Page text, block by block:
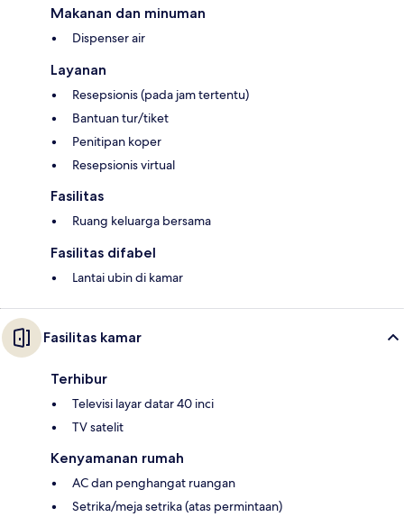
Makanan dan minuman
Dispenser air
Layanan
Resepsionis (pada jam tertentu)
Bantuan tur/tiket
Penitipan koper
Resepsionis virtual
Fasilitas
Ruang keluarga bersama
Fasilitas difabel
Lantai ubin di kamar
Fasilitas kamar
Terhibur
Televisi layar datar 40 inci
TV satelit
Kenyamanan rumah
AC dan penghangat ruangan
Setrika/meja setrika (atas permintaan)